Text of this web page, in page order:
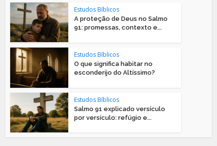
Estudos Bíblicos
A proteção de Deus no Salmo
91: promessas, contexto e...
Estudos Bíblicos
O que significa habitar no
esconderijo do Altíssimo?
Estudos Bíblicos
Salmo 91 explicado versículo
por versículo: refúgio e...